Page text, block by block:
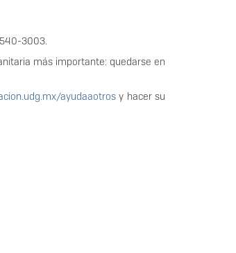
3003.
más importante: quedarse en
ayudaaotrosy hacer su